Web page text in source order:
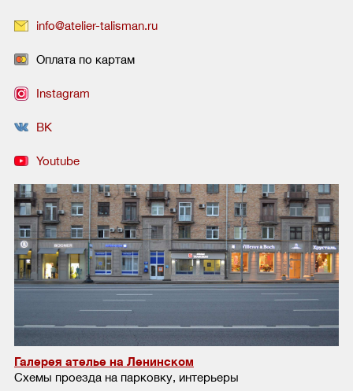
info@atelier-talisman.ru
Оплата по картам
Instagram
ВК
Youtube
Галерея ателье на Ленинском
Схемы проезда на парковку, интерьеры